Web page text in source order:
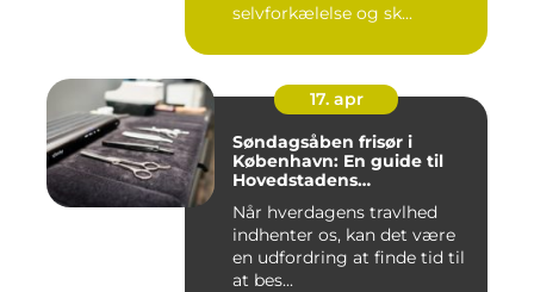
selvforkælelse og sk...
17. apr
Søndagsåben frisør i
København: En guide til
Hovedstadens
Når hverdagens travlhed
indhenter os, kan det være
en udfordring at finde tid til
at bes...